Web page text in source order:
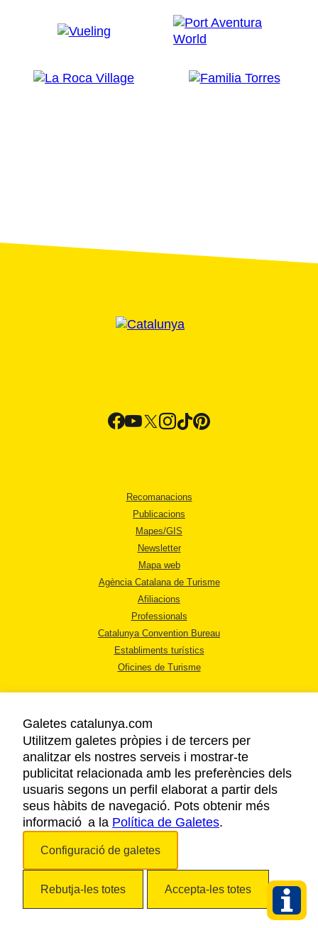
Recomanacions
Publicacions
Mapes/GIS
Newsletter
Mapa web
Agència Catalana de Turisme
Afiliacions
Professionals
Catalunya Convention Bureau
Establiments turístics
Oficines de Turisme
AVÍS LEGAL
POLÍTICA DE PRIVACITAT
COOKIES
ACCESSIBILITAT
Galetes catalunya.com
Utilitzem galetes pròpies i de tercers per
analitzar els nostres serveis i mostrar-te
publicitat relacionada amb les preferències dels
usuaris segons un perfil elaborat a partir dels
seus hàbits de navegació. Pots obtenir més
informació a la Política de Galetes.
Configuració de galetes
Rebutja-les totes Accepta-les totes